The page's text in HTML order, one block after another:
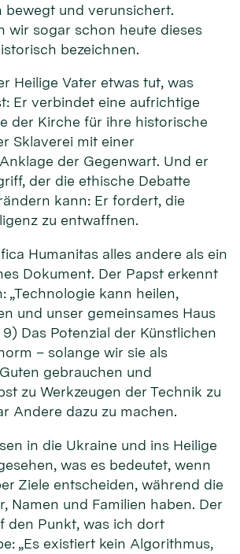
bewegt und verunsichert.
wir sogar schon heute dieses
bezeichnen.
Heilige Vater etwas tut, was
Er verbindet eine aufrichtige
der Kirche für ihre historische
Sklaverei mit einer
der Gegenwart. Und er
der die ethische Debatte
kann: Er fordert, die
zu entwaffnen.
Humanitas alles andere als ein
Dokument. Der Papst erkennt
„Technologie kann heilen,
und unser gemeinsames Haus
Das Potenzial der Künstlichen
– solange wir sie als
gebrauchen und
zu Werkzeugen der Technik zu
Andere dazu zu machen.
in die Ukraine und ins Heilige
was es bedeutet, wenn
Ziele entscheiden, während die
Namen und Familien haben. Der
den Punkt, was ich dort
„Es existiert kein Algorithmus,